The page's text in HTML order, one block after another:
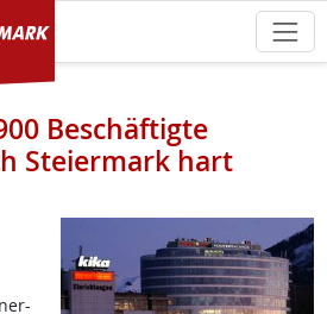
Beschäftigte
Steiermark hart